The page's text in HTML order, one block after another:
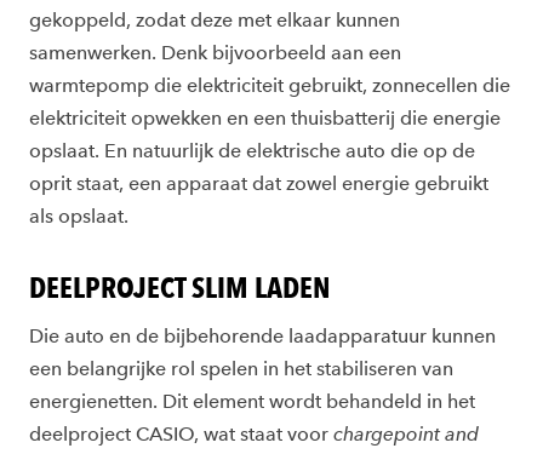
gekoppeld, zodat deze met elkaar kunnen
samenwerken. Denk bijvoorbeeld aan een
warmtepomp die elektriciteit gebruikt, zonnecellen die
elektriciteit opwekken en een thuisbatterij die energie
opslaat. En natuurlijk de elektrische auto die op de
oprit staat, een apparaat dat zowel energie gebruikt
als opslaat.
DEELPROJECT SLIM LADEN
Die auto en de bijbehorende laadapparatuur kunnen
een belangrijke rol spelen in het stabiliseren van
energienetten. Dit element wordt behandeld in het
deelproject CASIO, wat staat voor chargepoint and